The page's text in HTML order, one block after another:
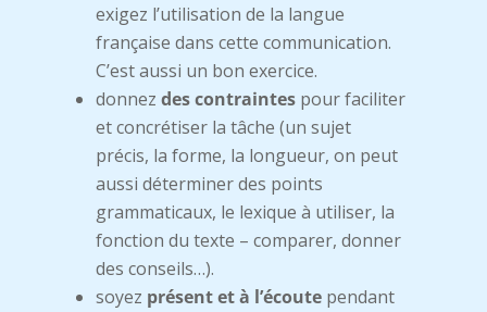
exigez l’utilisation de la langue
française dans cette communication.
C’est aussi un bon exercice.
donnezdes contraintes pour faciliter
et concrétiser la tâche (un sujet
précis, la forme, la longueur, on peut
aussi déterminer des points
grammaticaux, le lexique à utiliser, la
fonction du texte – comparer, donner
des conseils…).
soyez présent et à l’écoute pendant